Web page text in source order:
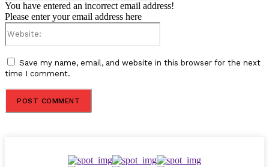
You have entered an incorrect email address!
Please enter your email address here
Save my name, email, and website in this browser for the next
time I comment.